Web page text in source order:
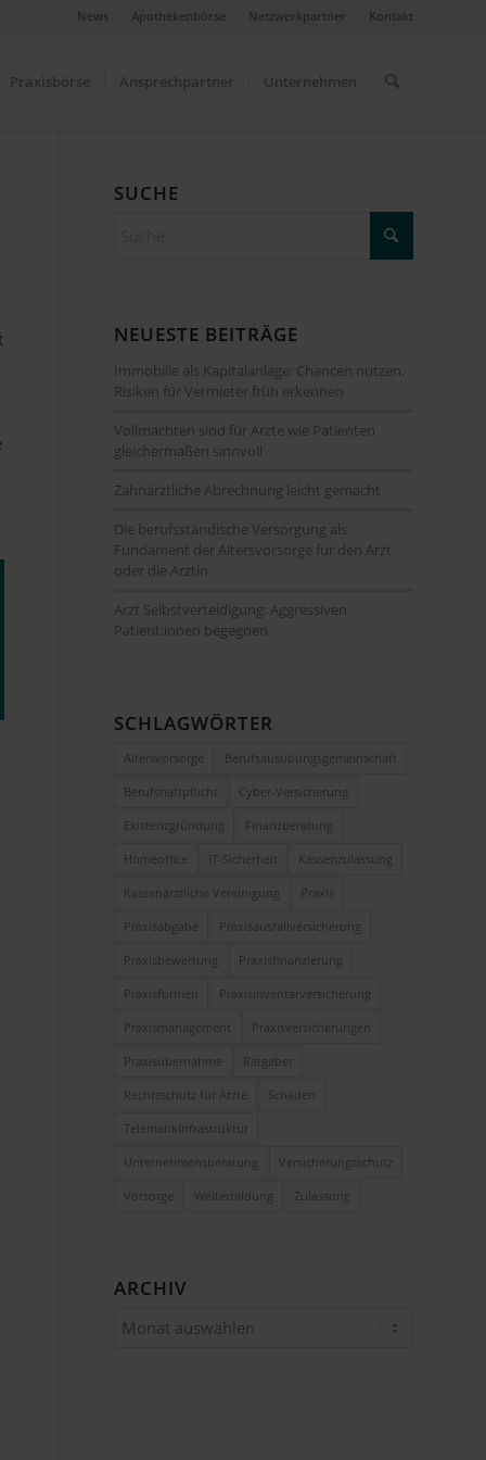
News Apothekenbörse Netzwerkpartner Kontakt
Praxisbörse Ansprechpartner Unternehmen
SUCHE
NEUESTE BEITRÄGE
Immobilie als Kapitalanlage: Chancen nutzen,
Risiken für Vermieter früh erkennen
Vollmachten sind für Ärzte wie Patienten
gleichermaßen sinnvoll
Zahnärztliche Abrechnung leicht gemacht
Die berufsständische Versorgung als
Fundament der Altersvorsorge für den Arzt
oder die Ärztin
Arzt Selbstverteidigung: Aggressiven
Patient:innen begegnen
SCHLAGWÖRTER
Altersvorsorge Berufsausübungsgemeinschaft
Berufshaftpflicht Cyber-Versicherung
Existenzgründung Finanzberatung
Homeoffice IT-Sicherheit Kassenzulassung
Kassenärztliche Vereinigung Praxis
Praxisabgabe Praxisausfallversicherung
Praxisbewertung Praxisfinanzierung
Praxisformen Praxisinventarversicherung
Praxismanagement Praxisversicherungen
Praxisübernahme Ratgeber
Rechtsschutz für Ärzte Schäden
Telematikinfrastruktur
Unternehmensberatung Versicherungsschutz
Vorsorge Weiterbildung Zulassung
ARCHIV